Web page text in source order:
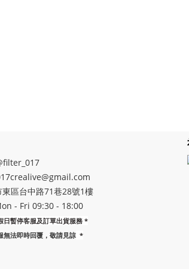
區台中路71巷28號1樓
- Fri 09:30 - 18:00
日暫停客服及訂單出貨服務 *
無法即時回覆，敬請見諒 *